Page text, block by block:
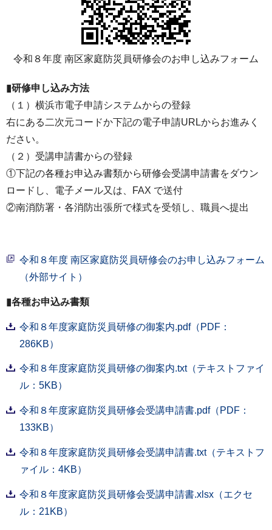
令和８年度 南区家庭防災員研修会のお申し込みフォーム
▮研修申し込み方法
（１）横浜市電子申請システムからの登録
右にある二次元コードか下記の電子申請URLからお進みく
ださい。
（２）受講申請書からの登録
①下記の各種お申込み書類から研修会受講申請書をダウン
ロードし、電子メール又は、FAX で送付
②南消防署・各消防出張所で様式を受領し、職員へ提出
令和８年度 南区家庭防災員研修会のお申し込みフォーム
（外部サイト）
▮各種お申込み書類
令和８年度家庭防災員研修の御案内.pdf（PDF：
286KB）
令和８年度家庭防災員研修の御案内.txt（テキストファイ
ル：5KB）
令和８年度家庭防災員研修会受講申請書.pdf（PDF：
133KB）
令和８年度家庭防災員研修会受講申請書.txt（テキストフ
ァイル：4KB）
令和８年度家庭防災員研修会受講申請書.xlsx（エクセ
ル：21KB）